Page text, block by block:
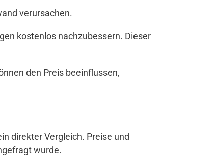
verursachen.
kostenlos nachzubessern. Dieser
den Preis beeinflussen,
direkter Vergleich. Preise und
wurde.